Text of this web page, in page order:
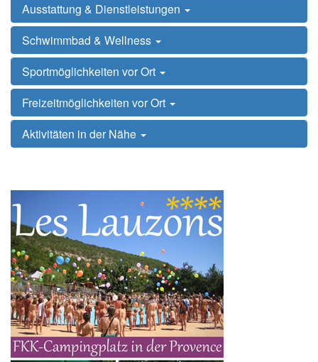
Ausstattung & Dienstleistungen
Schwimmbad & Wellness
Sportmöglichkeiten vor Ort
Freizeitmöglichkeiten vor Ort
Aktivitäten in der Nähe